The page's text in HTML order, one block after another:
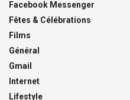
Facebook Messenger
Fêtes & Célébrations
Films
Général
Gmail
Internet
Lifestyle